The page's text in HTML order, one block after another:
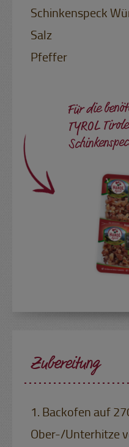
Schinkenspeck
Salz
Pfeffer
Für die
TYROL
Zubereitung
1. Backofen auf
Ober-/Unterhitze